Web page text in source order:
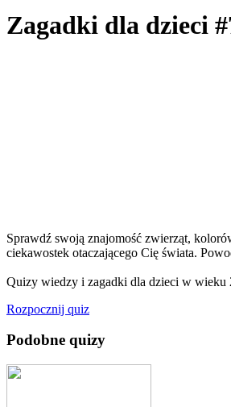
Zagadki dla dzieci
Sprawdź swoją znajomość zwierząt,
ciekawostek otaczającego Cię świata.
Quizy wiedzy i zagadki dla dzieci w wieku
Rozpocznij quiz
Podobne quizy